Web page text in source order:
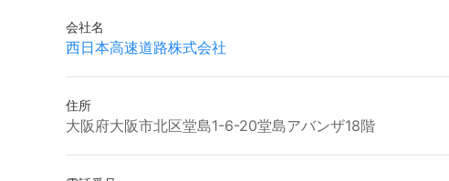
会社名
西日本高速道路株式会社
住所
大阪府大阪市北区堂島1-6-20堂島アバンザ18階